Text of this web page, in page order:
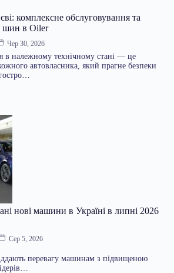
комплексне обслуговування та
шин в Oiler
Чер 30, 2026
в належному технічному стані — це
автовласника, який прагне безпеки
нові машини в Україні в липні 2026
Сер 5, 2026
перевагу машинам з підвищеною